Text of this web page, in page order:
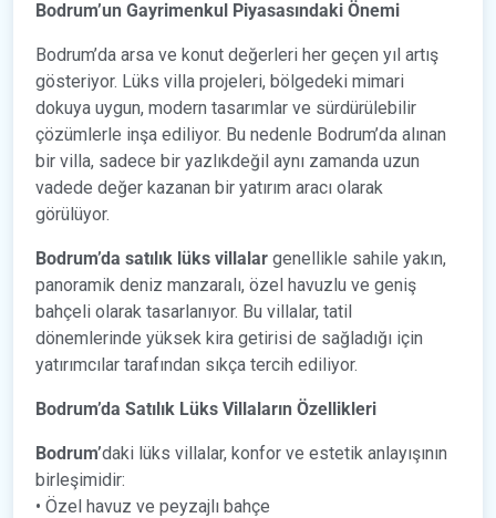
Bodrum’un Gayrimenkul Piyasasındaki Önemi
Bodrum’da arsa ve konut değerleri her geçen yıl artış
gösteriyor. Lüks villa projeleri, bölgedeki mimari
dokuya uygun, modern tasarımlar ve sürdürülebilir
çözümlerle inşa ediliyor. Bu nedenle Bodrum’da alınan
bir villa, sadece bir yazlıkdeğil aynı zamanda uzun
vadede değer kazanan bir yatırım aracı olarak
görülüyor.
Bodrum’da satılık lüks villalar genellikle sahile yakın,
panoramik deniz manzaralı, özel havuzlu ve geniş
bahçeli olarak tasarlanıyor. Bu villalar, tatil
dönemlerinde yüksek kira getirisi de sağladığı için
yatırımcılar tarafından sıkça tercih ediliyor.
Bodrum’da Satılık Lüks Villaların Özellikleri
Bodrum’daki lüks villalar, konfor ve estetik anlayışının
birleşimidir:
• Özel havuz ve peyzajlı bahçe